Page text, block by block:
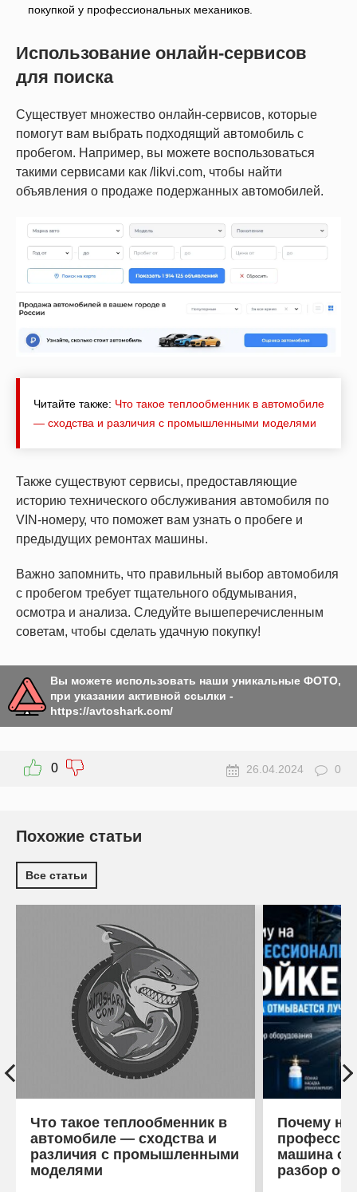
покупкой у профессиональных механиков.
Использование онлайн-сервисов
для поиска
Существует множество онлайн-сервисов, которые
помогут вам выбрать подходящий автомобиль с
пробегом. Например, вы можете воспользоваться
такими сервисами как /likvi.com, чтобы найти
объявления о продаже подержанных автомобилей.
Читайте также: Что такое теплообменник в автомобиле
— сходства и различия с промышленными моделями
Также существуют сервисы, предоставляющие
историю технического обслуживания автомобиля по
VIN-номеру, что поможет вам узнать о пробеге и
предыдущих ремонтах машины.
Важно запомнить, что правильный выбор автомобиля
с пробегом требует тщательного обдумывания,
осмотра и анализа. Следуйте вышеперечисленным
советам, чтобы сделать удачную покупку!
Вы можете использовать наши уникальные ФОТО,
при указании активной ссылки -
https://avtoshark.com/
0 26.04.2024 0
Похожие статьи
Все статьи
Что такое теплообменник в
автомобиле — сходства и
различия с промышленными
моделями
Почему на
машина
разбор